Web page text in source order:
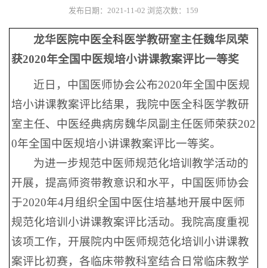
发布日期：2021-11-02 浏览次数： 159
龙华医院中医全科医学教研室主任魏华凤荣
获2020年全国中医规培小讲课教案评比一等奖
近日，中国医师协会公布2020年全国中医规
培小讲课教案评比结果，我院中医全科医学教研
室主任、中医经典病房魏华凤副主任医师荣获202
0年全国中医规培小讲课教案评比一等奖。
为进一步规范中医师规范化培训教学活动的
开展，提高师资带教意识和水平，中国医师协会
于2020年4月组织全国中医住培基地开展中医师
规范化培训小讲课教案评比活动。我院高度重视
该项工作，开展院内中医师规范化培训小讲课教
案评比初赛，各临床带教科室结合日常临床教学